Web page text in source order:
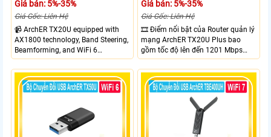
Giá bán: 5%-35%
Giá Gốc: Liên Hệ
📹 ArchER TX20U equipped with
AX1800 technology, Band Steering,
Beamforming, and WiFi 6
transmission. Band Steering
technology optimizes connections,
Beamforming enhances signal
focus for better coverage. Upgrade
leading-edge features.
Giá bán: 5%-35%
Giá Gốc: Liên Hệ
🎞 Điểm nổi bật của Router quản lý
mạng ArchER TX20U Plus bao
gồm tốc độ lên đến 1201 Mbps
trên băng tần 5 GHz và 574 Mbps
trên băng tần 2.4 GHz. công nghệ
Band Steering, Beamforming và
Wifi 6 cung cấp hiệu suất cao và
ổn định cho mạng Wi-Fi của bạn.